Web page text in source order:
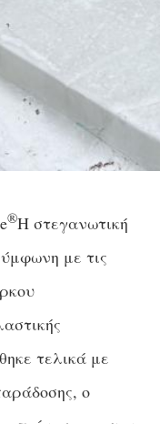
®Η στεγανωτική
με τις
τελικά με
ο